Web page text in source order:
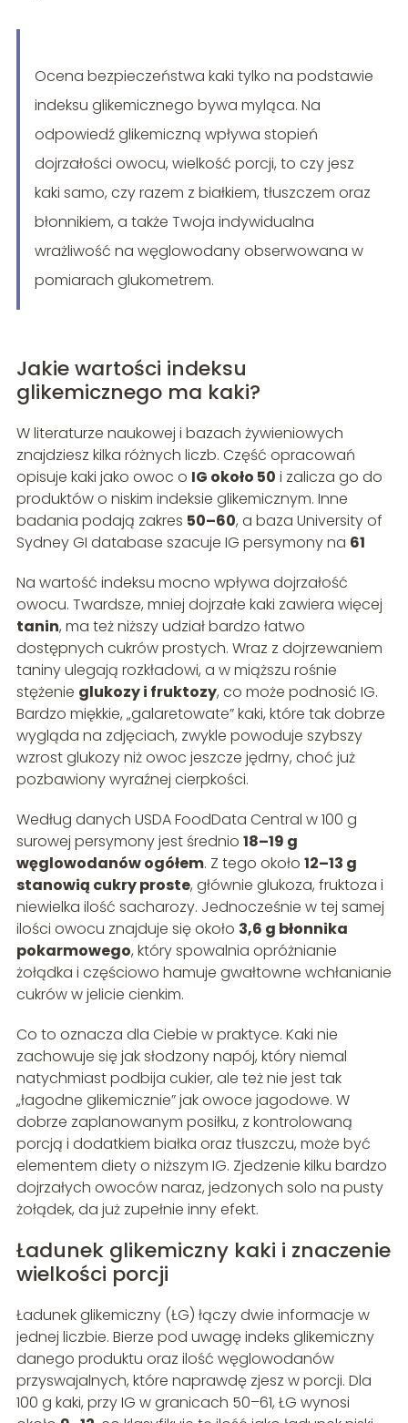
Ocena bezpieczeństwa kaki tylko na podstawie
indeksu glikemicznego bywa myląca. Na
odpowiedź glikemiczną wpływa stopień
dojrzałości owocu, wielkość porcji, to czy jesz
kaki samo, czy razem z białkiem, tłuszczem oraz
błonnikiem, a także Twoja indywidualna
wrażliwość na węglowodany obserwowana w
pomiarach glukometrem.
Jakie wartości indeksu
glikemicznego ma kaki?
W literaturze naukowej i bazach żywieniowych
znajdziesz kilka różnych liczb. Część opracowań
opisuje kaki jako owoc o IG około 50 i zalicza go do
produktów o niskim indeksie glikemicznym. Inne
badania podają zakres 50–60, a baza University of
Sydney GI database szacuje IG persymony na 61
Na wartość indeksu mocno wpływa dojrzałość
owocu. Twardsze, mniej dojrzałe kaki zawiera więcej
tanin, ma też niższy udział bardzo łatwo
dostępnych cukrów prostych. Wraz z dojrzewaniem
taniny ulegają rozkładowi, a w miąższu rośnie
stężenie glukozy i fruktozy, co może podnosić IG.
Bardzo miękkie, „galaretowate” kaki, które tak dobrze
wygląda na zdjęciach, zwykle powoduje szybszy
wzrost glukozy niż owoc jeszcze jędrny, choć już
pozbawiony wyraźnej cierpkości.
Według danych USDA FoodData Central w 100 g
surowej persymony jest średnio 18–19 g
węglowodanów ogółem. Z tego około 12–13 g
stanowią cukry proste, głównie glukoza, fruktoza i
niewielka ilość sacharozy. Jednocześnie w tej samej
ilości owocu znajduje się około 3,6 g błonnika
pokarmowego, który spowalnia opróżnianie
żołądka i częściowo hamuje gwałtowne wchłanianie
cukrów w jelicie cienkim.
Co to oznacza dla Ciebie w praktyce. Kaki nie
zachowuje się jak słodzony napój, który niemal
natychmiast podbija cukier, ale też nie jest tak
„łagodne glikemicznie” jak owoce jagodowe. W
dobrze zaplanowanym posiłku, z kontrolowaną
porcją i dodatkiem białka oraz tłuszczu, może być
elementem diety o niższym IG. Zjedzenie kilku bardzo
dojrzałych owoców naraz, jedzonych solo na pusty
żołądek, da już zupełnie inny efekt.
Ładunek glikemiczny kaki i znaczenie
wielkości porcji
Ładunek glikemiczny (ŁG) łączy dwie informacje w
jednej liczbie. Bierze pod uwagę indeks glikemiczny
danego produktu oraz ilość węglowodanów
przyswajalnych, które naprawdę zjesz w porcji. Dla
100 g kaki, przy IG w granicach 50–61, ŁG wynosi